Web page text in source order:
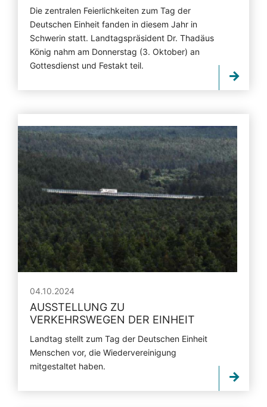
Die zentralen Feierlichkeiten zum Tag der
Deutschen Einheit fanden in diesem Jahr in
Schwerin statt. Landtagspräsident Dr. Thadäus
König nahm am Donnerstag (3. Oktober) an
Gottesdienst und Festakt teil.
04.10.2024
AUSSTELLUNG ZU
VERKEHRSWEGEN DER EINHEIT
Landtag stellt zum Tag der Deutschen Einheit
Menschen vor, die Wiedervereinigung
mitgestaltet haben.